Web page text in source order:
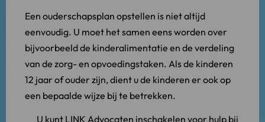
Een ouderschapsplan opstellen is niet altijd
eenvoudig. U moet het samen eens worden over
bijvoorbeeld de kinderalimentatie en de verdeling
van de zorg- en opvoedingstaken. Als de kinderen
12 jaar of ouder zijn, dient u de kinderen er ook op
een bepaalde wijze bij te betrekken.
U kunt LINK Advocaten inschakelen voor hulp bij